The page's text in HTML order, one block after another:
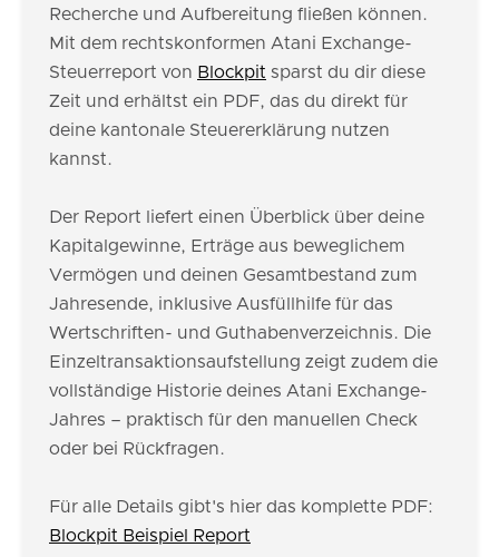
Recherche und Aufbereitung fließen können.
Mit dem rechtskonformen Atani Exchange-
Steuerreport von Blockpit sparst du dir diese
Zeit und erhältst ein PDF, das du direkt für
deine kantonale Steuererklärung nutzen
kannst.
Der Report liefert einen Überblick über deine
Kapitalgewinne, Erträge aus beweglichem
Vermögen und deinen Gesamtbestand zum
Jahresende, inklusive Ausfüllhilfe für das
Wertschriften- und Guthabenverzeichnis. Die
Einzeltransaktionsaufstellung zeigt zudem die
vollständige Historie deines Atani Exchange-
Jahres – praktisch für den manuellen Check
oder bei Rückfragen.
Für alle Details gibt's hier das komplette PDF:
Blockpit Beispiel Report